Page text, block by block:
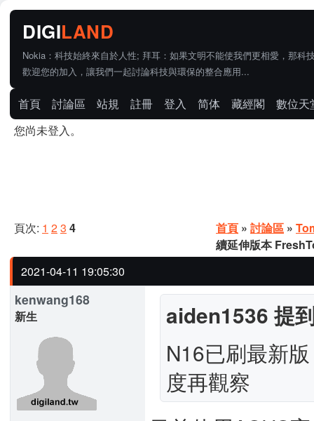
Nokia：科技始終來自於人性; 拜耳：如果文明不能使我們更相愛，那科
歡迎您的加入，讓我們一起討論科技與環保的整合應用...
首頁 討論區 站規 註冊 登入 简体 藏經閣
數位天
您尚未登入。
頁次: 1 23 4 首頁 » 討論區 »
續延伸版本
2021-04-11 19:05:30
kenwang168
新生
aiden1536 提
N16已刷最新
度再觀察